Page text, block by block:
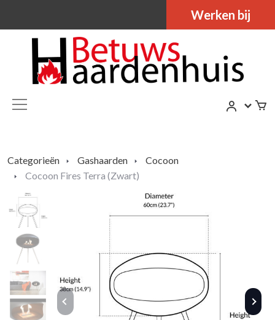
Werken bij
Categorieën Gashaarden
Cocoon
Cocoon Fires Terra (Zwart)